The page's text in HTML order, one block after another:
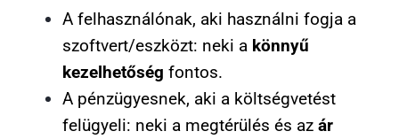
A felhasználónak, aki használni fogja a
szoftvert/eszközt: neki a könnyű
kezelhetőség fontos.
A pénzügyesnek, aki a költségvetést
felügyeli: neki a megtérülés és az ár